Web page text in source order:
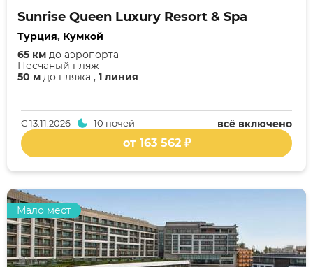
Sunrise Queen Luxury Resort & Spa
Турция, Кумкой
50 м до пляжа , 1 линия
Песчаный пляж
65 км до аэропорта
всё включено
С13.11.2026 10 ночей
от 163 562 ₽
Мало мест